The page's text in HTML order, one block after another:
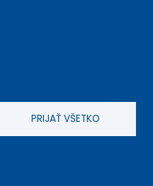
PRIJAŤ VŠETKO